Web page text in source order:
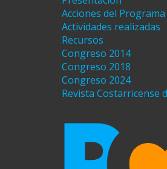
Acciones del Programa
Actividades realizadas
Recursos
Congreso 2014
Congreso 2018
Congreso 2024
Revista Costarricense